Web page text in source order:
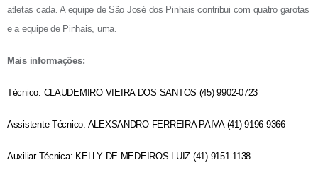
atletas cada. A equipe de São José dos Pinhais contribui com quatro garotas
e a equipe de Pinhais, uma.
Mais informações:
Técnico: CLAUDEMIRO VIEIRA DOS SANTOS (45) 9902-0723
Assistente Técnico: ALEXSANDRO FERREIRA PAIVA (41) 9196-9366
Auxiliar Técnica: KELLY DE MEDEIROS LUIZ (41) 9151-1138